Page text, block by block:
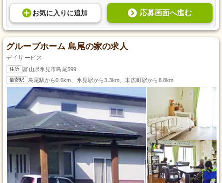
お気に入り に追加 応募画面へ進む
グループホーム 島尾の家の求人
デイサービス
住所 富山県氷見市島尾599
最寄駅 島尾駅から0.6km、氷見駅から3.3km、末広町駅から8.8km